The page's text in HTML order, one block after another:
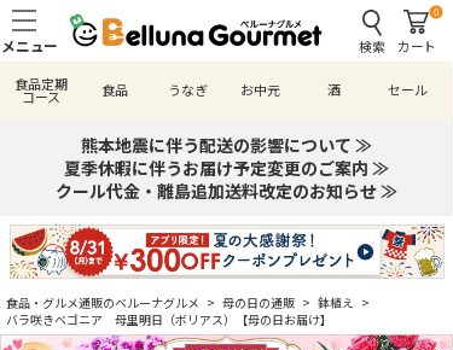
検索
0
カート
食品定期
コース 食品 うなぎ お中元 酒 セール
熊本地震に伴う配送の影響について ≫
夏季休暇に伴うお届け予定変更のご案内 ≫
クール代金・離島追加送料改定のお知らせ ≫
食品・グルメ通販のベルーナグルメ > 母の日の通販 > 鉢植え
>
バラ咲きベゴニア 母里明日（ボリアス）【母の日お届け】